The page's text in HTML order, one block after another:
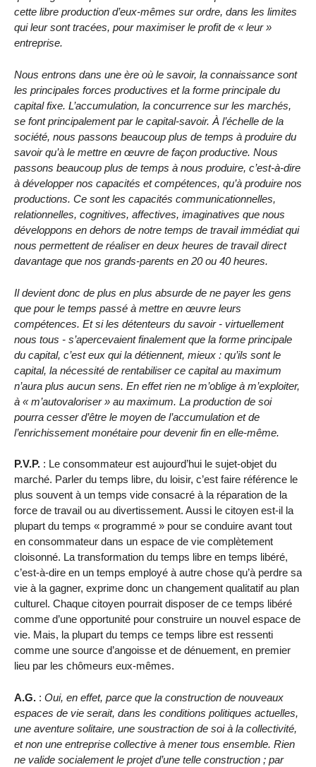
cette libre production d’eux-mêmes sur ordre, dans les limites
qui leur sont tracées, pour maximiser le profit de « leur »
entreprise.
Nous entrons dans une ère où le savoir, la connaissance sont
les principales forces productives et la forme principale du
capital fixe. L’accumulation, la concurrence sur les marchés,
se font principalement par le capital-savoir. À l’échelle de la
société, nous passons beaucoup plus de temps à produire du
savoir qu’à le mettre en œuvre de façon productive. Nous
passons beaucoup plus de temps à nous produire, c’est-à-dire
à développer nos capacités et compétences, qu’à produire nos
productions. Ce sont les capacités communicationnelles,
relationnelles, cognitives, affectives, imaginatives que nous
développons en dehors de notre temps de travail immédiat qui
nous permettent de réaliser en deux heures de travail direct
davantage que nos grands-parents en 20 ou 40 heures.
Il devient donc de plus en plus absurde de ne payer les gens
que pour le temps passé à mettre en œuvre leurs
compétences. Et si les détenteurs du savoir - virtuellement
nous tous - s’apercevaient finalement que la forme principale
du capital, c’est eux qui la détiennent, mieux : qu’ils sont le
capital, la nécessité de rentabiliser ce capital au maximum
n’aura plus aucun sens. En effet rien ne m’oblige à m’exploiter,
à « m’autovaloriser » au maximum. La production de soi
pourra cesser d’être le moyen de l’accumulation et de
l’enrichissement monétaire pour devenir fin en elle-même.
P.V.P. : Le consommateur est aujourd’hui le sujet-objet du
marché. Parler du temps libre, du loisir, c’est faire référence le
plus souvent à un temps vide consacré à la réparation de la
force de travail ou au divertissement. Aussi le citoyen est-il la
plupart du temps « programmé » pour se conduire avant tout
en consommateur dans un espace de vie complètement
cloisonné. La transformation du temps libre en temps libéré,
c’est-à-dire en un temps employé à autre chose qu’à perdre sa
vie à la gagner, exprime donc un changement qualitatif au plan
culturel. Chaque citoyen pourrait disposer de ce temps libéré
comme d’une opportunité pour construire un nouvel espace de
vie. Mais, la plupart du temps ce temps libre est ressenti
comme une source d’angoisse et de dénuement, en premier
lieu par les chômeurs eux-mêmes.
A.G. : Oui, en effet, parce que la construction de nouveaux
espaces de vie serait, dans les conditions politiques actuelles,
une aventure solitaire, une soustraction de soi à la collectivité,
et non une entreprise collective à mener tous ensemble. Rien
ne valide socialement le projet d’une telle construction ; par